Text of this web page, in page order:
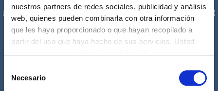
nuestros partners de redes sociales, publicidad y análisis
web, quienes pueden combinarla con otra información
que les haya proporcionado o que hayan recopilado a
partir del uso que haya hecho de sus servicios. Usted
Necesario
Dirección:
C/ Miguel de Cervantes nº 8 44600 Alcañiz (Teruel)
Teléfono: 978 83 43 23
E-mail: comercial@asistecsoft.com